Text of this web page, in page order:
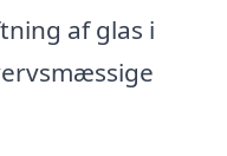
af glas i